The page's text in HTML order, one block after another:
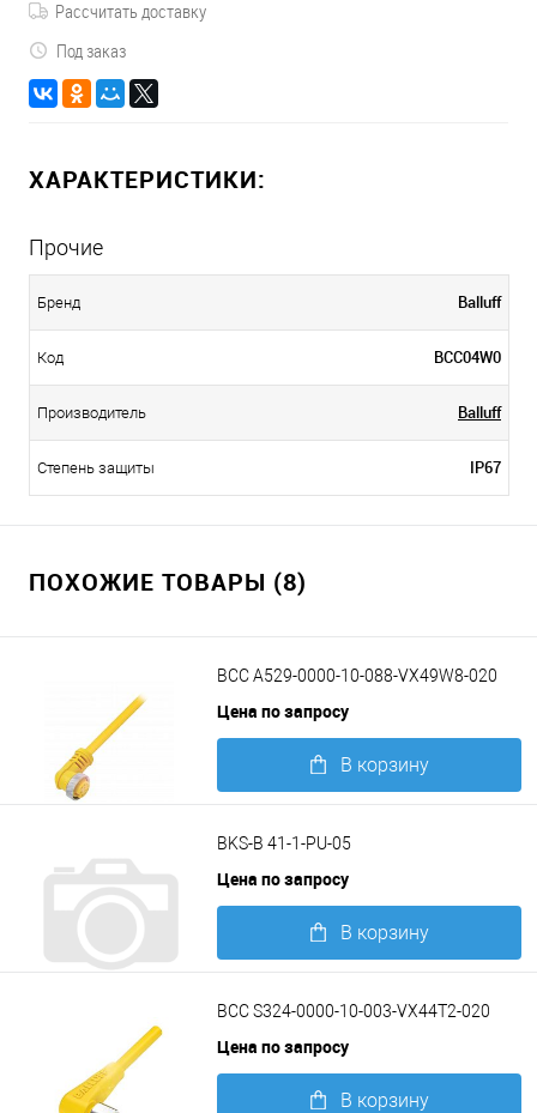
Рассчитать доставку
Под заказ
ХАРАКТЕРИСТИКИ:
Прочие
Бренд Balluff
Код BCC04W0
Производитель Balluff
Степень защиты IP67
ПОХОЖИЕ ТОВАРЫ (8)
BCC A529-0000-10-088-VX49W8-020
Цена по запросу
В корзину
BKS-B 41-1-PU-05
Цена по запросу
В корзину
BCC S324-0000-10-003-VX44T2-020
Цена по запросу
В корзину